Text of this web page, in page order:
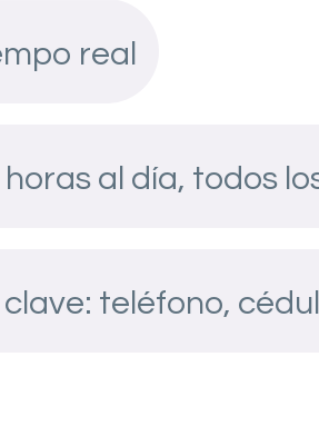
real
al día, todos
teléfono,